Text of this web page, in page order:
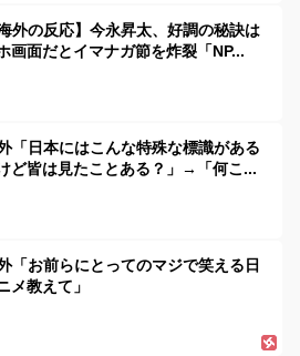
海外の反応】今永昇太、好調の秘訣は
画面だとイマナガ節を炸裂「NP...
「日本にはこんな特殊な標識がある
ど皆は見たことある？」→「何こ...
「お前らにとってのマジで笑える日
メ教えて」